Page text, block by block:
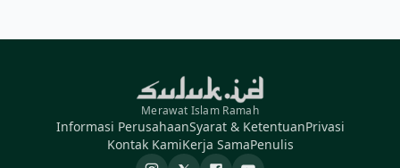
Merawat Islam Ramah
Informasi PerusahaanSyarat & KetentuanPrivasi
Kontak KamiKerja SamaPenulis